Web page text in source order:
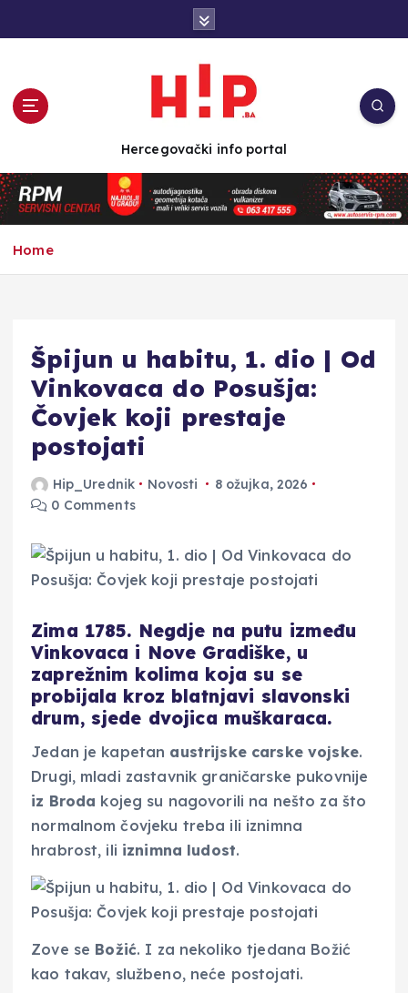
n
t
e
Hercegovački info portal
Home
Špijun u habitu, 1. dio | Od
Vinkovaca do Posušja:
Čovjek koji prestaje
postojati
Hip_Urednik Novosti
8 ožujka, 2026
0 Comments
Zima 1785. Negdje na putu između
Vinkovaca i Nove Gradiške, u
zaprežnim kolima koja su se
probijala kroz blatnjavi slavonski
drum, sjede dvojica muškaraca.
Jedan je kapetan austrijske carske vojske.
Drugi, mladi zastavnik graničarske pukovnije
iz Broda kojeg su nagovorili na nešto za što
normalnom čovjeku treba ili iznimna
hrabrost, ili iznimna ludost.
Zove se Božić. I za nekoliko tjedana Božić
kao takav, službeno, neće postojati.